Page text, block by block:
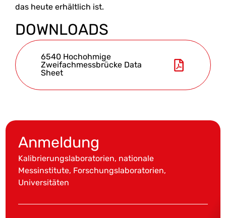
das heute erhältlich ist.
DOWNLOADS
6540 Hochohmige
Zweifachmessbrücke Data
Sheet
Anmeldung
Kalibrierungslaboratorien, nationale
Messinstitute, Forschungslaboratorien,
Universitäten